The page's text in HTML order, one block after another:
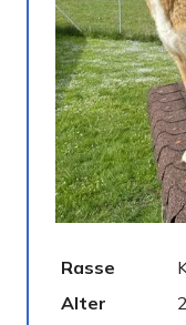
Rasse
Alter